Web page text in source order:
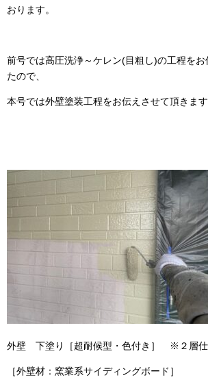
おります。
前号では高圧洗浄～ケレン(目粗し)の工程をお
たので、
本号では外壁塗装工程をお伝えさせて頂きます
外壁 下塗り［超耐候型・色付き］ ※２層
［外壁材：窯業系サイディングボード］